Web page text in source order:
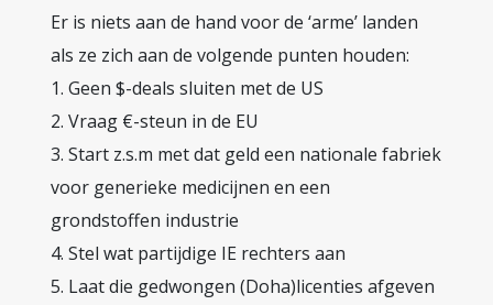
Er is niets aan de hand voor de ‘arme’ landen
als ze zich aan de volgende punten houden:
1. Geen $-deals sluiten met de US
2. Vraag €-steun in de EU
3. Start z.s.m met dat geld een nationale fabriek
voor generieke medicijnen en een
grondstoffen industrie
4. Stel wat partijdige IE rechters aan
5. Laat die gedwongen (Doha)licenties afgeven